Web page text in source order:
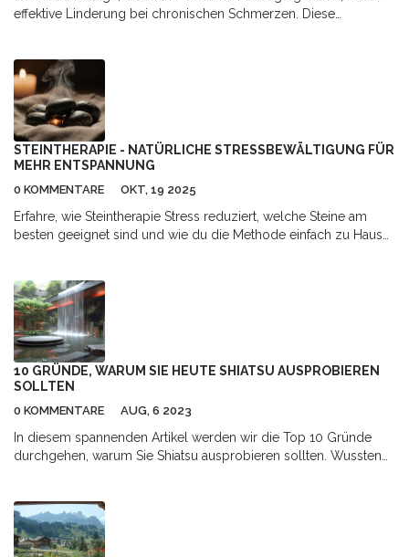
effektive Linderung bei chronischen Schmerzen. Diese
Besonders für Menschen mit chronischen Beschwerden kann
diese Methode eine wohltuende und nachhaltige Erleichterung
bieten.
STEINTHERAPIE - NATÜRLICHE STRESSBEWÄLTIGUNG FÜR
MEHR ENTSPANNUNG
0 KOMMENTARE OKT, 19 2025
Erfahre, wie Steintherapie Stress reduziert, welche Steine am
besten geeignet sind und wie du die Methode einfach zu Hause
10 GRÜNDE, WARUM SIE HEUTE SHIATSU AUSPROBIEREN
SOLLTEN
0 KOMMENTARE AUG, 6 2023
In diesem spannenden Artikel werden wir die Top 10 Gründe
durchgehen, warum Sie Shiatsu ausprobieren sollten. Wussten
Und das sind nur einige der beeindruckenden Vorteile, die
Shiatsu bieten kann. Lesen Sie weiter und erfahren Sie, warum
Shiatsu zu Ihrem neuen besten Freund für Wellness und